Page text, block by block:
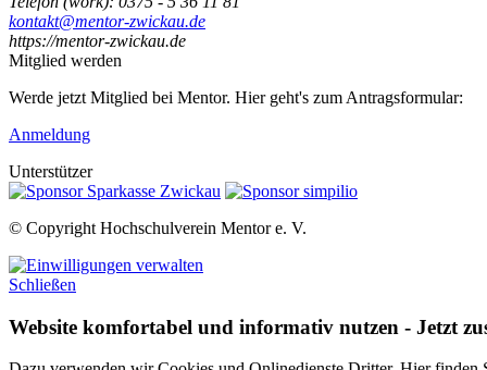
kontakt@mentor-zwickau.de
https://mentor-zwickau.de
Mitglied werden
Werde jetzt Mitglied bei Mentor. Hier geht's zum Antragsformular:
Anmeldung
Unterstützer
© Copyright Hochschulverein Mentor e. V.
Schließen
Website komfortabel und informativ nutzen - Jetzt